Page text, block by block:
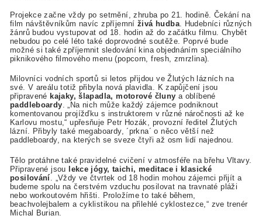
Projekce začne vždy po setmění, zhruba po 21. hodině. Čekání na
film návštěvníkům navíc zpříjemníživá hudba. Hudebníci různých
žánrů budou vystupovat od 18. hodin až do začátku filmu. Chybět
nebudou po celé léto také doprovodné soutěže. Poprvé bude
možné si také zpříjemnit sledování kina objednáním speciálního
piknikového filmového menu (popcorn, fresh, zmrzlina).
Milovníci vodních sportů si letos přijdou ve Žlutých lázních na
své. V areálu totiž přibyla nová plavidla. K zapůjčení jsou
připravené kajaky, šlapadla, motorové čluny a oblíbené
paddleboardy. „Na nich může každý zájemce podniknout
komentovanou projížďku s instruktorem v různé náročnosti až ke
Karlovu mostu,“ upřesňuje Petr Hozák, provozní ředitel Žlutých
lázní. Přibyly také megaboardy, ´prkna´ o něco větší než
paddleboardy, na kterých se sveze čtyři až osm lidí najednou.
Tělo protáhne také pravidelné cvičení v atmosféře na břehu Vltavy.
Připravené jsou lekce jógy, taichi, meditace i klasické
posilování . „Vždy ve čtvrtek od 18 hodin mohou zájemci přijít a
budeme spolu na čerstvém vzduchu posilovat na travnaté pláži
nebo workoutovém hřišti. Proložíme to také během,
beachvolejbalem a cyklistikou na přilehlé cyklostezce,“ zve trenér
Michal Burian.